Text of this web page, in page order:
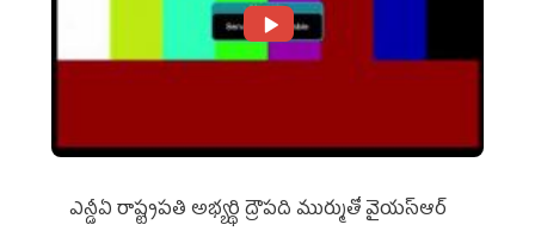
ఎన్డీఏ రాష్ట్ర‌ప‌తి అభ్య‌ర్థి ద్రౌప‌ది ముర్ముతో వైయ‌స్ఆర్